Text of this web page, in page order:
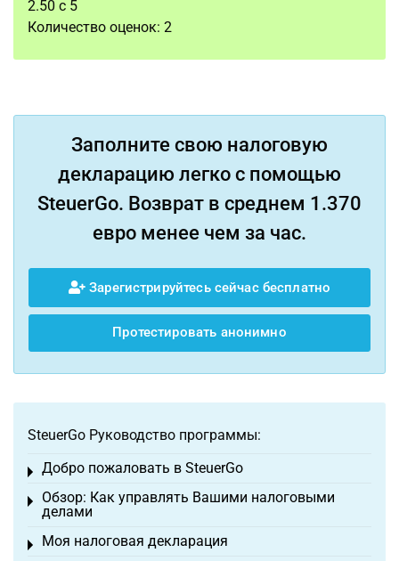
2.50 с 5
Количество оценок: 2
Заполните свою налоговую
декларацию легко с помощью
SteuerGo. Возврат в среднем 1.370
евро менее чем за час.
Зарегистрируйтесь сейчас бесплатно
Протестировать анонимно
SteuerGo Руководство программы:
Добро пожаловать в SteuerGo
Toggle menu
Обзор: Как управлять Вашими налоговыми
делами
Toggle menu
Моя налоговая декларация
Toggle menu